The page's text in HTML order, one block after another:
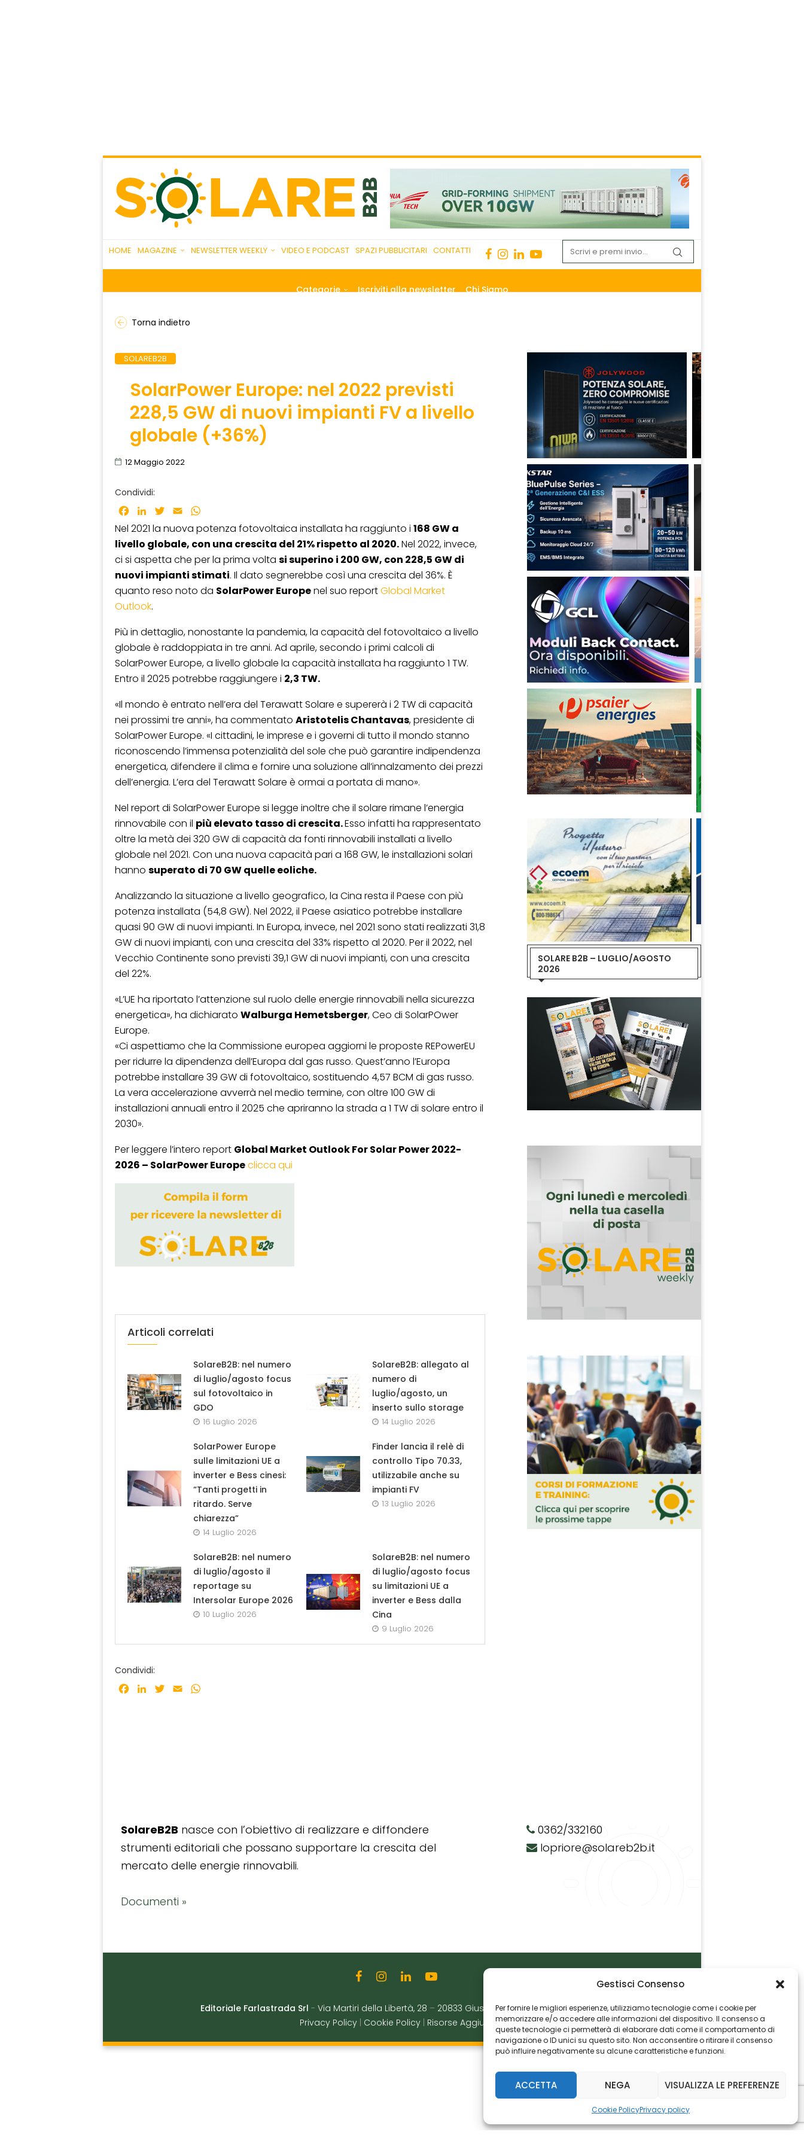
Gestisci Consenso
Per fornire le migliori esperienze, utilizziamo tecnologie come i cookie per
memorizzare e/o accedere alle informazioni del dispositivo. Il consenso a
queste tecnologie ci permetterà di elaborare dati come il comportamento di
navigazione o ID unici su questo sito. Non acconsentire o ritirare il consenso
può influire negativamente su alcune caratteristiche e funzioni.
ACCETTA NEGA VISUALIZZA LE PREFERENZE
Cookie PolicyPrivacy policy
HOME MAGAZINE NEWSLETTER WEEKLY VIDEO E PODCAST SPAZI PUBBLICITARI CONTATTI
Categorie Iscriviti alla newsletter Chi Siamo
Torna indietro
SOLAREB2B
SolarPower Europe: nel 2022 previsti
228,5 GW di nuovi impianti FV a livello
globale (+36%)
12 Maggio 2022
Condividi:
Facebook
LinkedInTwitter
Email
Nel 2021 la nuova potenza fotovoltaica installata ha raggiunto i 168 GW a
livello globale, con una crescita del 21% rispetto al 2020.Nel 2022, invece,
ci si aspetta che per la prima volta si superino i 200 GW, con 228,5 GW di
nuovi impianti stimati. Il dato segnerebbe così una crescita del 36%. È
quanto reso noto da SolarPower Europenel suo reportGlobal Market
Outlook.
Più in dettaglio, nonostante la pandemia, la capacità del fotovoltaico a livello
globale è raddoppiata in tre anni. Ad aprile, secondo i primi calcoli di
SolarPower Europe, a livello globale la capacità installata ha raggiunto 1 TW.
Entro il 2025 potrebbe raggiungere i 2,3 TW.
«Il mondo è entrato nell’era del Terawatt Solare e supererà i 2 TW di capacità
nei prossimi tre anni», ha commentato Aristotelis Chantavas, presidente di
SolarPower Europe. «I cittadini, le imprese e i governi di tutto il mondo stanno
riconoscendo l’immensa potenzialità del sole che può garantire indipendenza
energetica, difendere il clima e fornire una soluzione all’innalzamento dei prezzi
dell’energia. L’era del Terawatt Solare è ormai a portata di mano».
Nel report di SolarPower Europe si legge inoltre che il solare rimane l’energia
rinnovabile con il più elevato tasso di crescita.Esso infatti ha rappresentato
oltre la metà dei 320 GW di capacità da fonti rinnovabili installati a livello
globale nel 2021. Con una nuova capacità pari a 168 GW, le installazioni solari
hanno superato di 70 GW quelle eoliche.
Analizzando la situazione a livello geografico, la Cina resta il Paese con più
potenza installata (54,8 GW). Nel 2022, il Paese asiatico potrebbe installare
quasi 90 GW di nuovi impianti. In Europa, invece, nel 2021 sono stati realizzati 31,8
GW di nuovi impianti, con una crescita del 33% rispetto al 2020. Per il 2022, nel
Vecchio Continente sono previsti 39,1 GW di nuovi impianti, con una crescita
del 22%.
«L’UE ha riportato l’attenzione sul ruolo delle energie rinnovabili nella sicurezza
energetica», ha dichiarato Walburga Hemetsberger, Ceo di SolarPOwer
Europe.
«Ci aspettiamo che la Commissione europea aggiorni le proposte REPowerEU
per ridurre la dipendenza dell’Europa dal gas russo. Quest’anno l’Europa
potrebbe installare 39 GW di fotovoltaico, sostituendo 4,57 BCM di gas russo.
La vera accelerazione avverrà nel medio termine, con oltre 100 GW di
installazioni annuali entro il 2025 che apriranno la strada a 1 TW di solare entro il
2030».
Per leggere l’intero report Global Market Outlook For Solar Power 2022-
2026 – SolarPower Europeclicca qui
Articoli correlati
SolareB2B: nel numero
di luglio/agosto focus
sul fotovoltaico in
GDO
16 Luglio 2026
SolareB2B: allegato al
numero di
luglio/agosto, un
inserto sullo storage
14 Luglio 2026
SolarPower Europe
sulle limitazioni UE a
inverter e Bess cinesi:
“Tanti progetti in
ritardo. Serve
chiarezza”
14 Luglio 2026
Finder lancia il relè di
controllo Tipo 70.33,
utilizzabile anche su
impianti FV
13 Luglio 2026
SolareB2B: nel numero
di luglio/agosto il
reportage su
Intersolar Europe 2026
10 Luglio 2026
SolareB2B: nel numero
di luglio/agosto focus
su limitazioni UE a
inverter e Bess dalla
Cina
9 Luglio 2026
Condividi:
Facebook
LinkedInTwitter
Email
SOLARE B2B – LUGLIO/AGOSTO
2026
SolareB2B nasce con l’obiettivo di realizzare e diffondere
strumenti editoriali che possano supportare la crescita del
mercato delle energie rinnovabili.
Documenti »
0362/332160
lopriore@solareb2b.it
Editoriale Farlastrada Srl - Via Martiri della Libertà, 28 – 20833 Giussano (MB) | P.I. 06982770965
Privacy Policy
Cookie Policy Risorse Aggiuntive